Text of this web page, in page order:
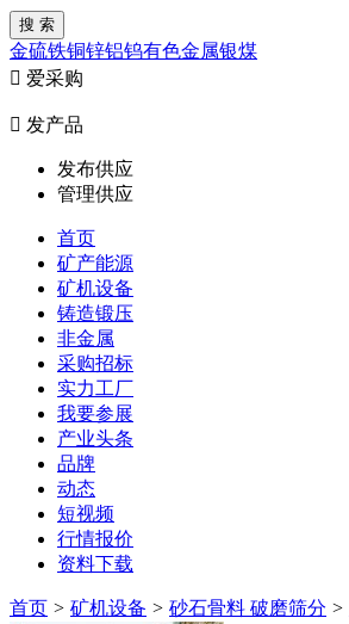
金硫铁铜锌铝钨有色金属银煤
 爱采购
 发产品
发布供应
管理供应
首页
矿产能源
矿机设备
铸造锻压
非金属
采购招标
实力工厂
我要参展
产业头条
品牌
动态
短视频
行情报价
资料下载
首页 > 矿机设备 > 砂石骨料 破磨筛分 >